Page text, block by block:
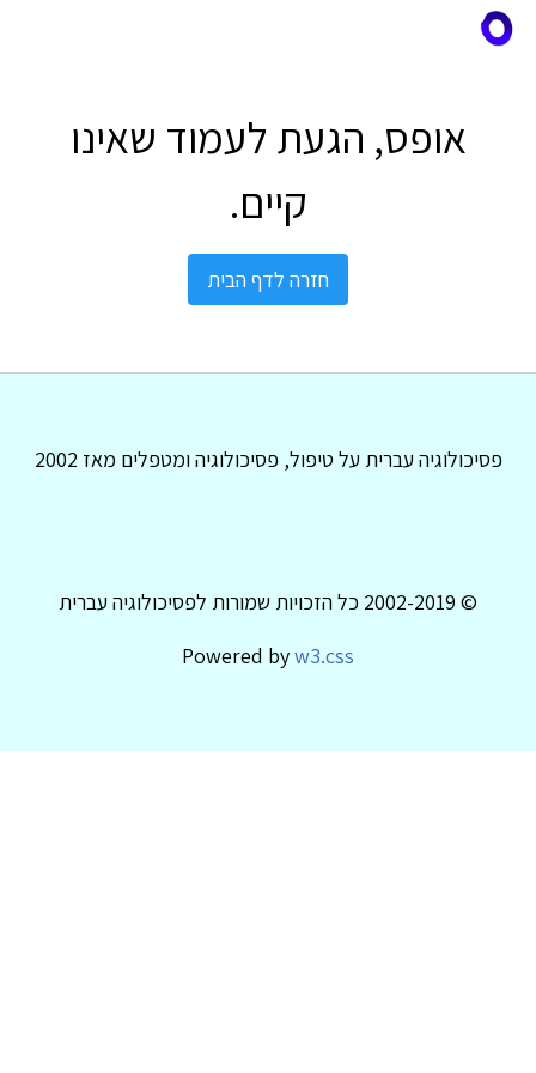
אופס, הגעת לעמוד שאינו
קיים.
חזרה לדף הבית
פסיכולוגיה עברית על טיפול, פסיכולוגיה ומטפלים מאז 2002
© 2002-2019 כל הזכויות שמורות לפסיכולוגיה עברית
Powered byw3.css